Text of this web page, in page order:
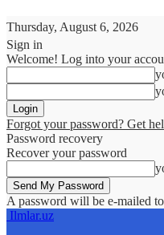
Thursday, August 6, 2026
Sign in
Welcome! Log into your
Forgot your password? Get
Password recovery
Recover your password
A password will be e-mailed
Ilmlar.uz